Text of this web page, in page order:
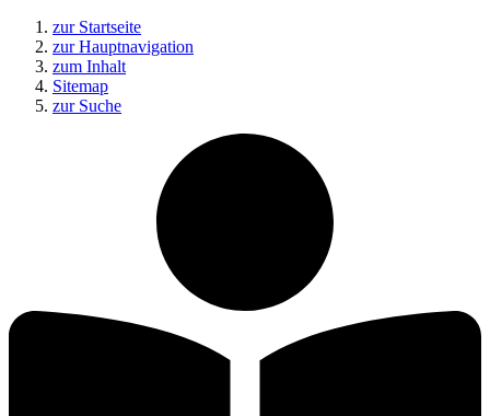
zur Startseite
zur Hauptnavigation
zum Inhalt
Sitemap
zur Suche